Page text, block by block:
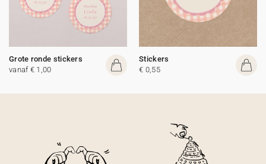
Grote ronde stickers
vanaf € 1,00
Stickers
€ 0,55